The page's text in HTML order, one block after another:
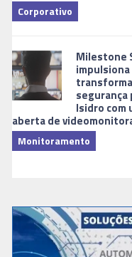
Corporativo
Milestone
impulsiona
segurança
Isidro com
aberta de
Monitoramento